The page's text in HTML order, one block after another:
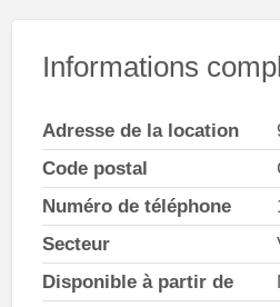
Informations
Adresse de la location
Code postal
Numéro de téléphone
Secteur
Disponible à partir de